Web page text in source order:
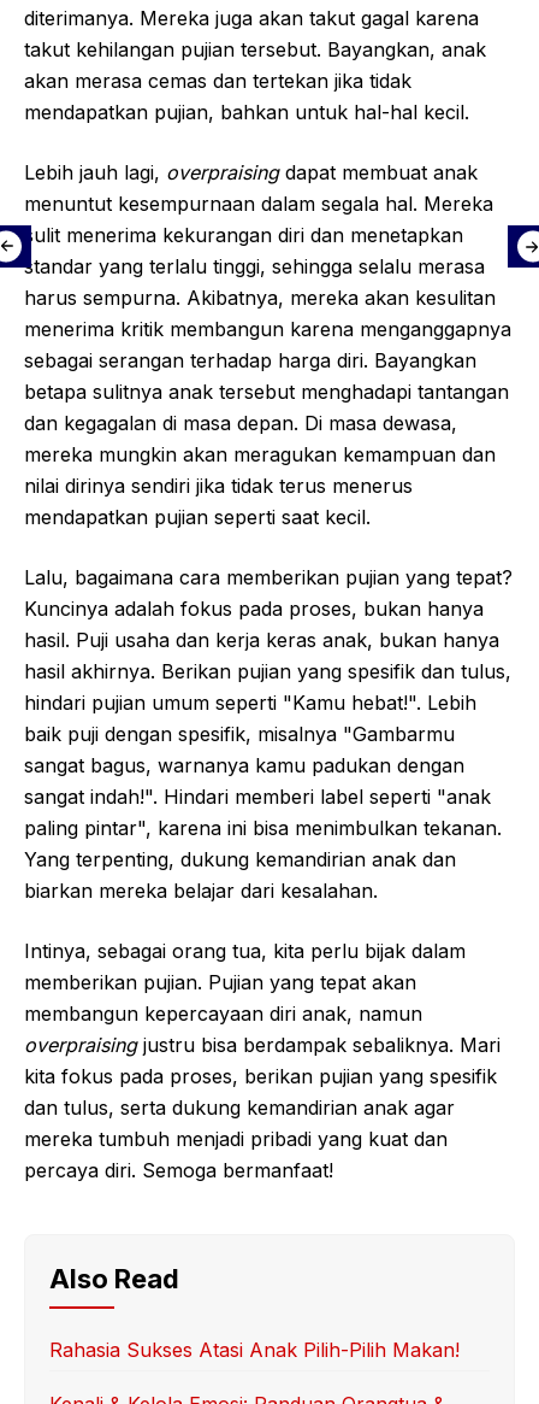
diterimanya. Mereka juga akan takut gagal karena
takut kehilangan pujian tersebut. Bayangkan, anak
akan merasa cemas dan tertekan jika tidak
mendapatkan pujian, bahkan untuk hal-hal kecil.
Lebih jauh lagi, overpraisingdapat membuat anak
menuntut kesempurnaan dalam segala hal. Mereka
sulit menerima kekurangan diri dan menetapkan
standar yang terlalu tinggi, sehingga selalu merasa
harus sempurna. Akibatnya, mereka akan kesulitan
menerima kritik membangun karena menganggapnya
sebagai serangan terhadap harga diri. Bayangkan
betapa sulitnya anak tersebut menghadapi tantangan
dan kegagalan di masa depan. Di masa dewasa,
mereka mungkin akan meragukan kemampuan dan
nilai dirinya sendiri jika tidak terus menerus
mendapatkan pujian seperti saat kecil.
Lalu, bagaimana cara memberikan pujian yang tepat?
Kuncinya adalah fokus pada proses, bukan hanya
hasil. Puji usaha dan kerja keras anak, bukan hanya
hasil akhirnya. Berikan pujian yang spesifik dan tulus,
hindari pujian umum seperti "Kamu hebat!". Lebih
baik puji dengan spesifik, misalnya "Gambarmu
sangat bagus, warnanya kamu padukan dengan
sangat indah!". Hindari memberi label seperti "anak
paling pintar", karena ini bisa menimbulkan tekanan.
Yang terpenting, dukung kemandirian anak dan
biarkan mereka belajar dari kesalahan.
Intinya, sebagai orang tua, kita perlu bijak dalam
memberikan pujian. Pujian yang tepat akan
membangun kepercayaan diri anak, namun
overpraisingjustru bisa berdampak sebaliknya. Mari
kita fokus pada proses, berikan pujian yang spesifik
dan tulus, serta dukung kemandirian anak agar
mereka tumbuh menjadi pribadi yang kuat dan
percaya diri. Semoga bermanfaat!
Also Read
Rahasia Sukses Atasi Anak Pilih-Pilih Makan!